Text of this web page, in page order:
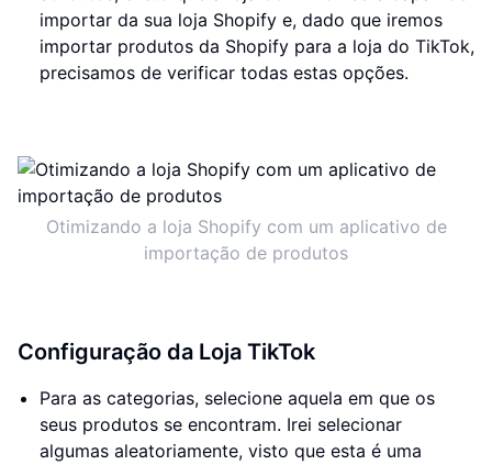
importar da sua loja Shopify e, dado que iremos
importar produtos da Shopify para a loja do TikTok,
precisamos de verificar todas estas opções.
Otimizando a loja Shopify com um aplicativo de
importação de produtos
Configuração da Loja TikTok
Para as categorias, selecione aquela em que os
seus produtos se encontram. Irei selecionar
algumas aleatoriamente, visto que esta é uma